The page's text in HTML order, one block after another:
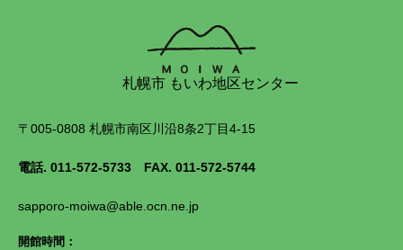
札幌市 もいわ地区センター
〒005-0808 札幌市南区川沿8条2丁目4-15
電話. 011-572-5733 FAX. 011-572-5744
sapporo-moiwa@able.ocn.ne.jp
開館時間：